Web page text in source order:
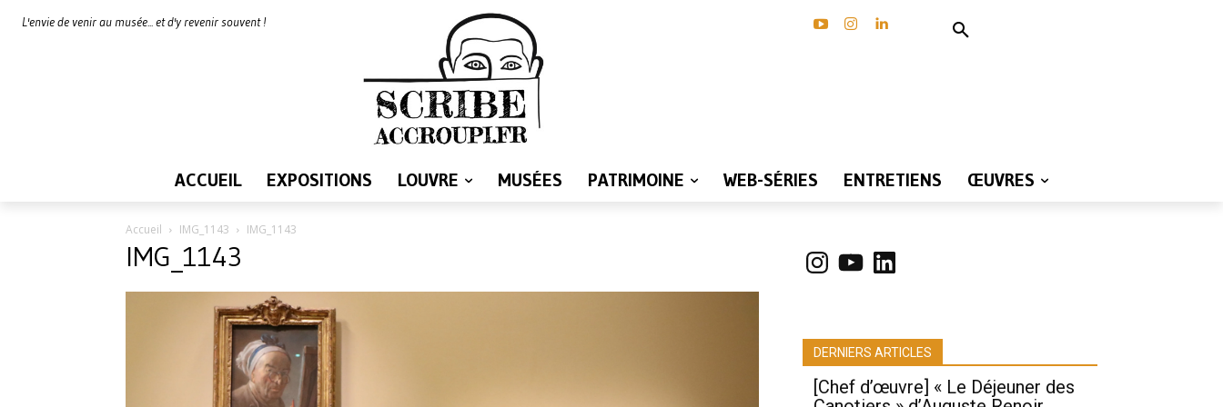
L'envie de venir au musée... et d'y revenir souvent !
ACCUEIL EXPOSITIONS LOUVRE MUSÉES PATRIMOINE WEB-SÉRIES ENTRETIENS ŒUVRES
Accueil IMG_1143 IMG_1143
IMG_1143 Instagram
YouTubeLinkedIn
DERNIERS ARTICLES
[Chef d’œuvre] « Le Déjeuner des